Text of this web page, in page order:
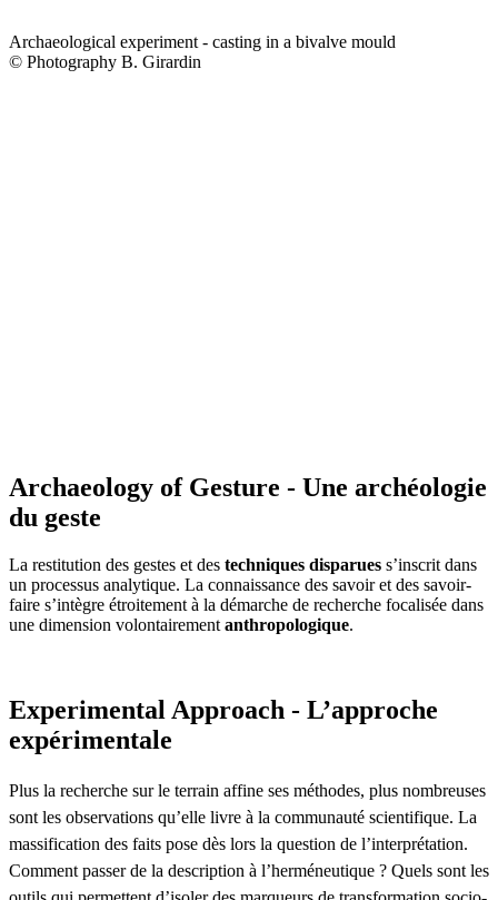
Archaeological experiment - casting in a bivalve mould
© Photography B. Girardin
Archaeology of Gesture - Une archéologie
du geste
La restitution des gestes et des techniques disparues s’inscrit dans
un processus analytique. La connaissance des savoir et des savoir-
faire s’intègre étroitement à la démarche de recherche focalisée dans
une dimension volontairement anthropologique.
Experimental Approach - L’approche
expérimentale
Plus la recherche sur le terrain affine ses méthodes, plus nombreuses
sont les observations qu’elle livre à la communauté scientifique. La
massification des faits pose dès lors la question de l’interprétation.
Comment passer de la description à l’herméneutique ? Quels sont les